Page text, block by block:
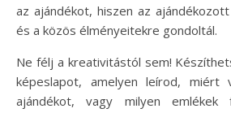
az ajándékot, hiszen az
és a közös élményeitekre gondoltál.
Ne félj a kreativitástól sem!
képeslapot, amelyen leírod, miért
ajándékot, vagy milyen emlékek